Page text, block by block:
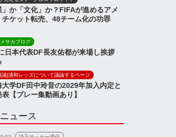
か「文化」か？FIFAが進めるアメ
チケット転売、48チーム化の功罪
メサカブログ
日本代表DF長友佑都が来場し挨拶
議]浦和レッズについて議論するページ
学DF田中玲音の2029年加入内定と
【プレー集動画あり】
ュース